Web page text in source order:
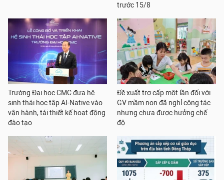
trước 15/8
Trường Đại học CMC đưa hệ
sinh thái học tập AI-Native vào
vận hành, tái thiết kế hoạt động
đào tạo
Đề xuất trợ cấp một lần đối với
GV mầm non đã nghỉ công tác
nhưng chưa được hưởng chế
độ